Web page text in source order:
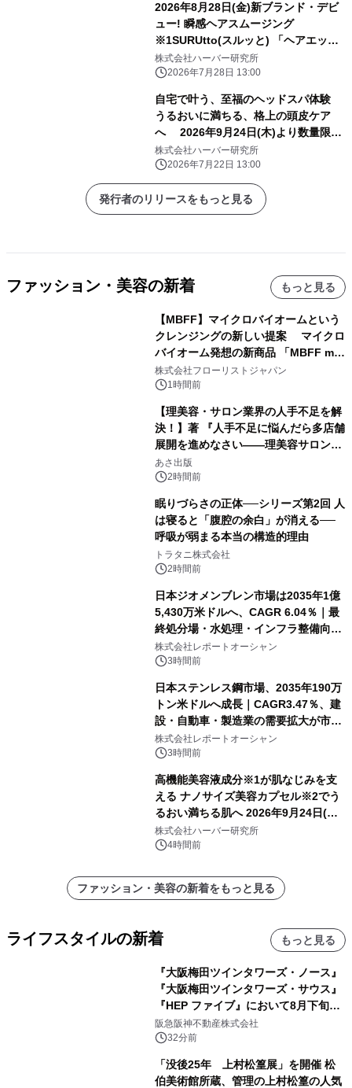
2026年8月28日(金)新ブランド・デビ
ュー! 瞬感ヘアスムージング
※1SURUtto(スルッと) 「ヘアエッセ
ンスオイル」「ヘアトリートメントミ
スト」 全国のロフト※2・PLAZA※2
株式会社ハーバー研究所
2026年7月28日 13:00
自宅で叶う、至福のヘッドスパ体験
うるおいに満ちる、格上の頭皮ケア
へ 2026年9月24日(木)より数量限定
発売！ 『地肌マッサージクレンズ』
株式会社ハーバー研究所
2026年7月22日 13:00
発行者のリリースをもっと見る
ファッション・美容の新着 もっと見る
【MBFF】マイクロバイオームという
クレンジングの新しい提案 マイクロ
バイオーム発想の新商品 「MBFF mb
クレンジングPRO」を2026年8月6日
発売
株式会社フローリストジャパン
1時間前
【理美容・サロン業界の人手不足を解
決！】著 『人手不足に悩んだら多店舗
展開を進めなさい――理美容サロン
「多店舗展開」の教科書』2026年8月
24日（月）発売
あさ出版
2時間前
眠りづらさの正体──シリーズ第2回 人
は寝ると「腹腔の余白」が消える──
呼吸が弱まる本当の構造的理由
トラタニ株式会社
2時間前
日本ジオメンブレン市場は2035年1億
5,430万米ドルへ、CAGR 6.04％｜最
終処分場・水処理・インフラ整備向け
需要拡大
株式会社レポートオーシャン
3時間前
日本ステンレス鋼市場、2035年190万
トン米ドルへ成長｜CAGR3.47％、建
設・自動車・製造業の需要拡大が市場
を牽引
株式会社レポートオーシャン
3時間前
高機能美容液成分※1が肌なじみを支
える ナノサイズ美容カプセル※2でう
るおい満ちる肌へ 2026年9月24日(木)
よりリニューアル新発売 『ディープモ
イストセラム』
株式会社ハーバー研究所
4時間前
ファッション・美容の新着をもっと見る
ライフスタイルの新着 もっと見る
『大阪梅田ツインタワーズ・ノース』
『大阪梅田ツインタワーズ・サウス』
『HEP ファイブ』において8月下旬か
ら 「オフサイト型コーポレートPPA」
による 再生可能エネルギー電力の使用
阪急阪神不動産株式会社
32分前
「没後25年 上村松篁展」を開催 松
伯美術館所蔵、管理の上村松篁の人気